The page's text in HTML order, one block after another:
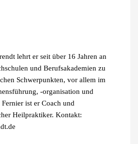
lehrt er seit über 16 Jahren an
und Berufsakademien zu
Schwerpunkten, vor allem im
-organisation und
ist er Coach und
Heilpraktiker. Kontakt: